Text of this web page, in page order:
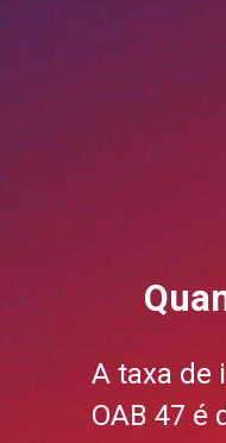
A taxa de
OAB 47 é